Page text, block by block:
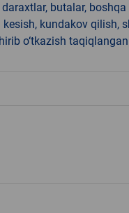
butalar, boshqa
kundakov qilish,
o‘tkazish